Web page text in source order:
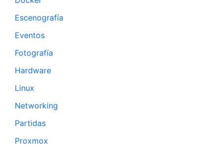
Escenografía
Eventos
Fotografía
Hardware
Linux
Networking
Partidas
Proxmox